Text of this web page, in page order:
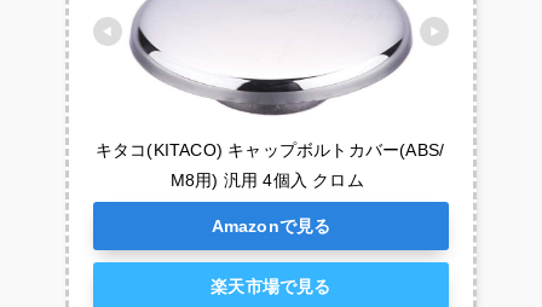
キタコ(KITACO) キャップボルトカバー(ABS/
M8用) 汎用 4個入 クロム
Amazonで見る
楽天市場で見る